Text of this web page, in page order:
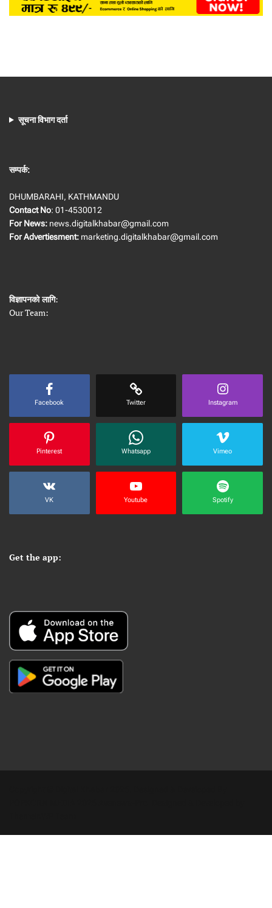
सूचना विभाग दर्ता
सम्पर्क:
DHUMBARAHI, KATHMANDU
Contact No: 01-4530012
For News: news.digitalkhabar@gmail.com
For Advertiesment: marketing.digitalkhabar@gmail.com
विज्ञापनको लागि:
Our Team:
Facebook Twitter Instagram
Pinterest Whatsapp Vimeo
VK Youtube Spotify
Get the app: